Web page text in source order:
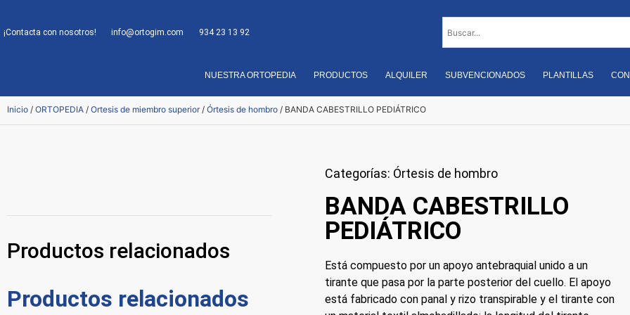
¡Contacta con nosotros! info@ortogim.com 934 23 13 92
NUESTRA ORTOPEDIA PRODUCTOS ALQUILER SUBVENCIONADOS PLANTILLAS
Inicio / ORTOPEDIA / Ortesis de miembro superior/ Órtesis de hombro / BANDA CABESTRILLO PEDIÁTRICO
Productos relacionados
Productos relacionados
Categorías: Órtesis de hombro
BANDA CABESTRILLO
PEDIÁTRICO
Está compuesto por un apoyo antebraquial unido a un
tirante que pasa por la parte posterior del cuello. El apoyo
está fabricado con panal y rizo transpirable y el tirante con